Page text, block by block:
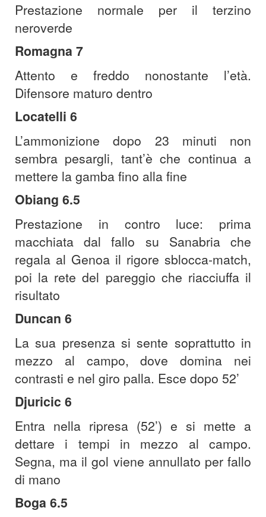
Prestazione normale per il terzino
neroverde
Romagna 7
Attento e freddo nonostante l’età.
Difensore maturo dentro
Locatelli 6
L’ammonizione dopo 23 minuti non
sembra pesargli, tant’è che continua a
mettere la gamba fino alla fine
Obiang 6.5
Prestazione in contro luce: prima
macchiata dal fallo su Sanabria che
regala al Genoa il rigore sblocca-match,
poi la rete del pareggio che riacciuffa il
risultato
Duncan 6
La sua presenza si sente soprattutto in
mezzo al campo, dove domina nei
contrasti e nel giro palla. Esce dopo 52’
Djuricic 6
Entra nella ripresa (52’) e si mette a
dettare i tempi in mezzo al campo.
Segna, ma il gol viene annullato per fallo
di mano
Boga 6.5